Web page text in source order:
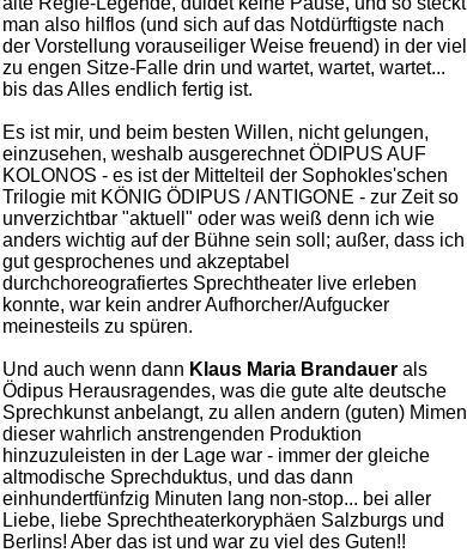
man also hilflos (und sich auf das Notdürftigste nach
der Vorstellung vorauseiliger Weise freuend) in der viel
zu engen Sitze-Falle drin und wartet, wartet, wartet...
bis das Alles endlich fertig ist.
Es ist mir, und beim besten Willen, nicht gelungen,
einzusehen, weshalb ausgerechnet ÖDIPUS AUF
KOLONOS - es ist der Mittelteil der Sophokles'schen
Trilogie mit KÖNIG ÖDIPUS / ANTIGONE - zur Zeit so
unverzichtbar "aktuell" oder was weiß denn ich wie
anders wichtig auf der Bühne sein soll; außer, dass ich
gut gesprochenes und akzeptabel
durchchoreografiertes Sprechtheater live erleben
konnte, war kein andrer Aufhorcher/Aufgucker
meinesteils zu spüren.
Und auch wenn dann Klaus Maria Brandauerals
Ödipus Herausragendes, was die gute alte deutsche
Sprechkunst anbelangt, zu allen andern (guten) Mimen
dieser wahrlich anstrengenden Produktion
hinzuzuleisten in der Lage war - immer der gleiche
altmodische Sprechduktus, und das dann
einhundertfünfzig Minuten lang non-stop... bei aller
Liebe, liebe Sprechtheaterkoryphäen Salzburgs und
Berlins! Aber das ist und war zu viel des Guten!!